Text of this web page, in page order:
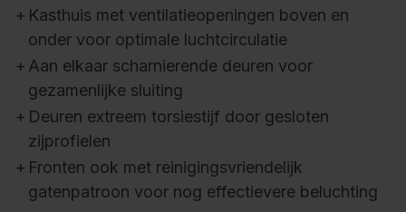
+ Kasthuis met ventilatieopeningen boven en
onder voor optimale luchtcirculatie
+ Aan elkaar scharnierende deuren voor
gezamenlijke sluiting
+ Deuren extreem torsiestijf door gesloten
zijprofielen
+ Fronten ook met reinigingsvriendelijk
gatenpatroon voor nog effectievere beluchting